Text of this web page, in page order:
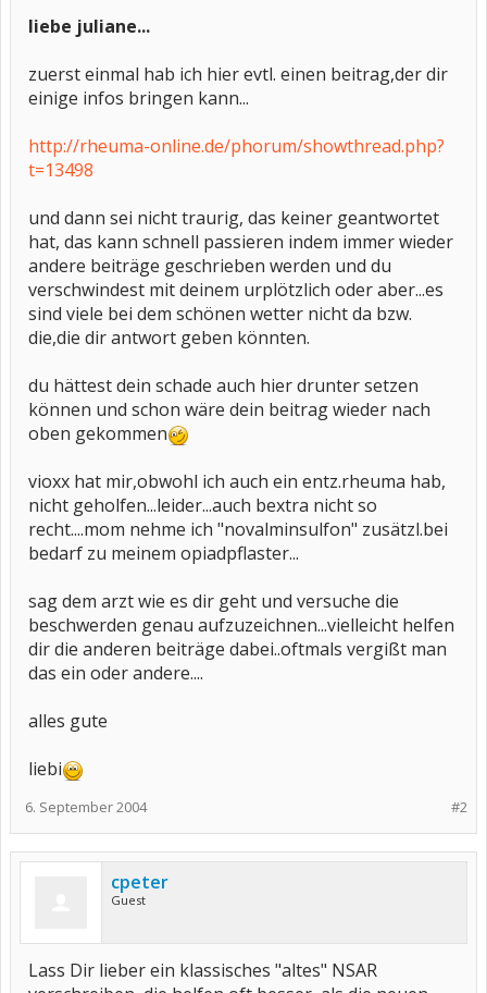
liebe juliane...
zuerst einmal hab ich hier evtl. einen beitrag,der dir
einige infos bringen kann...
http://rheuma-online.de/phorum/showthread.php?
t=13498
und dann sei nicht traurig, das keiner geantwortet
hat, das kann schnell passieren indem immer wieder
andere beiträge geschrieben werden und du
verschwindest mit deinem urplötzlich oder aber...es
sind viele bei dem schönen wetter nicht da bzw.
die,die dir antwort geben könnten.
du hättest dein schade auch hier drunter setzen
können und schon wäre dein beitrag wieder nach
oben gekommen
vioxx hat mir,obwohl ich auch ein entz.rheuma hab,
nicht geholfen...leider...auch bextra nicht so
recht....mom nehme ich "novalminsulfon" zusätzl.bei
bedarf zu meinem opiadpflaster...
sag dem arzt wie es dir geht und versuche die
beschwerden genau aufzuzeichnen...vielleicht helfen
dir die anderen beiträge dabei..oftmals vergißt man
das ein oder andere....
alles gute
liebi
#2
6. September 2004
cpeter
Guest
Lass Dir lieber ein klassisches "altes" NSAR